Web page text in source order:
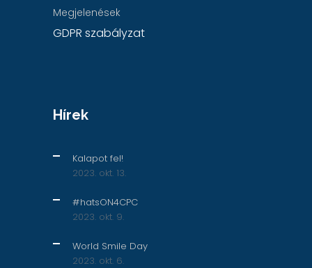
Megjelenések
GDPR szabályzat
Hírek
Kalapot fel!
2023. okt. 13.
#hatsON4CPC
2023. okt. 9.
World Smile Day
2023. okt. 6.